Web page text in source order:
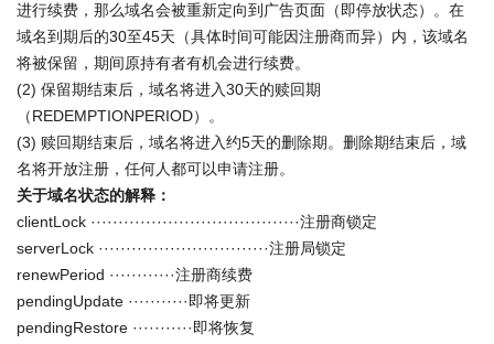
进行续费，那么域名会被重新定向到广告页面（即停放状态）。在
域名到期后的30至45天（具体时间可能因注册商而异）内，该域名
将被保留，期间原持有者有机会进行续费。
(2) 保留期结束后，域名将进入30天的赎回期
（REDEMPTIONPERIOD）。
(3) 赎回期结束后，域名将进入约5天的删除期。删除期结束后，域
名将开放注册，任何人都可以申请注册。
关于域名状态的解释：
clientLock ······································注册商锁定
serverLock ·······························注册局锁定
renewPeriod ············注册商续费
pendingUpdate ···········即将更新
pendingRestore ···········即将恢复